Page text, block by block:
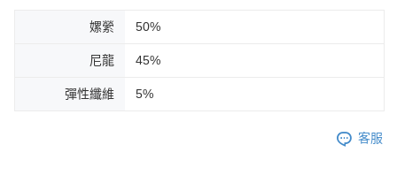
嫘縈 50%
尼龍 45%
彈性纖維 5%
客服